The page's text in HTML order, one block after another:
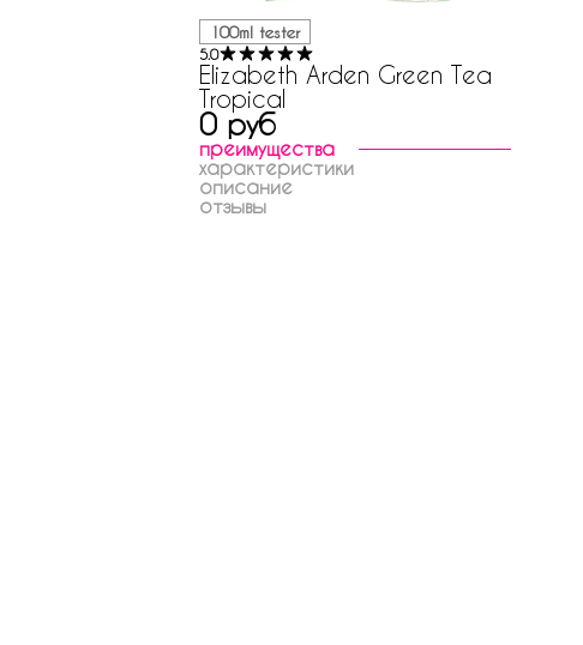
100ml tester
5.0
Elizabeth Arden Green Tea
Tropical
0 руб
преимущества
характеристики
описание
отзывы